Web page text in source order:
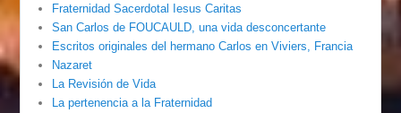
Fraternidad Sacerdotal Iesus Caritas
San Carlos de FOUCAULD, una vida desconcertante
Escritos originales del hermano Carlos en Viviers, Francia
Nazaret
La Revisión de Vida
La pertenencia a la Fraternidad